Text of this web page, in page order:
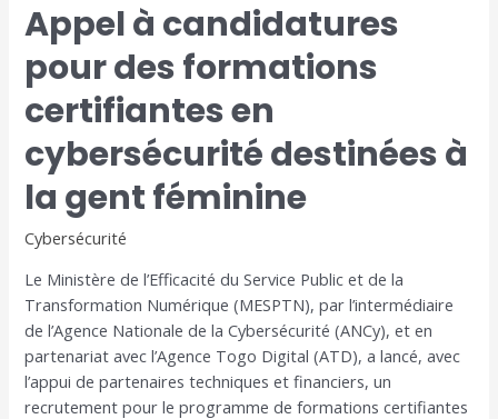
Appel à candidatures
pour des formations
certifiantes en
cybersécurité destinées à
la gent féminine
Cybersécurité
Le Ministère de l’Efficacité du Service Public et de la
Transformation Numérique (MESPTN), par l’intermédiaire
de l’Agence Nationale de la Cybersécurité (ANCy), et en
partenariat avec l’Agence Togo Digital (ATD), a lancé, avec
l’appui de partenaires techniques et financiers, un
recrutement pour le programme de formations certifiantes